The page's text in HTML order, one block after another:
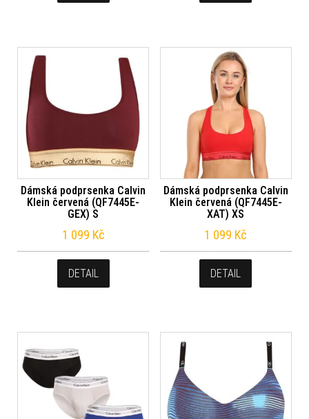
Dámská podprsenka Calvin
Klein červená (QF7445E-
GEX) S
1 099 Kč
DETAIL
Dámská podprsenka Calvin
Klein červená (QF7445E-
XAT) XS
1 099 Kč
DETAIL